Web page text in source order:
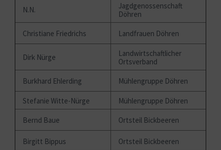
N.N.
Jagdgenossenschaft
Döhren
Christiane Friedrichs Landfrauen Döhren
Dirk Nürge
Landwirtschaftlicher
Ortsverband
Burkhard Ehlerding Mühlengruppe Döhren
Stefanie Witte-Nürge Mühlengruppe Döhren
Bernd Baue Ortsteil Bickbeeren
Birgitt Bippus Ortsteil Bickbeeren